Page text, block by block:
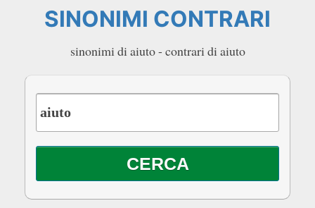
SINONIMI CONTRARI
sinonimi di aiuto - contrari di aiuto